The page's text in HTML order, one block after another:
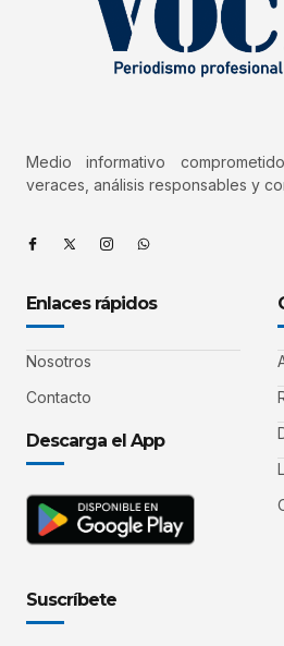
Medio informativo
veraces, análisis responsables y
Enlaces rápidos
Nosotros
Contacto
Descarga el App
Suscríbete